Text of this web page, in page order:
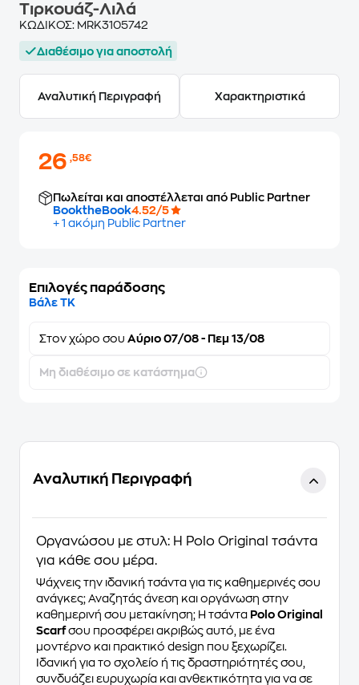
Τιρκουάζ-Λιλά
ΚΩΔΙΚΟΣ: MRK3105742
Διαθέσιμο για αποστολή
Αναλυτική Περιγραφή Χαρακτηριστικά
26,58€
Πωλείται και αποστέλλεται από Public Partner
BooktheBook4.52/5
+ 1 ακόμη Public Partner
Επιλογές παράδοσης
Βάλε ΤΚ
Στον χώρο σου Αύριο 07/08 - Πεμ 13/08
Μη διαθέσιμο σε κατάστημα
Αναλυτική Περιγραφή
Οργανώσου με στυλ: Η Polo Original τσάντα
για κάθε σου μέρα.
Ψάχνεις την ιδανική τσάντα για τις καθημερινές σου
ανάγκες; Αναζητάς άνεση και οργάνωση στην
καθημερινή σου μετακίνηση; Η τσάντα Polo Original
Scarfσου προσφέρει ακριβώς αυτό, με ένα
μοντέρνο και πρακτικό design που ξεχωρίζει.
Ιδανική για το σχολείο ή τις δραστηριότητές σου,
συνδυάζει ευρυχωρία και ανθεκτικότητα για να σε